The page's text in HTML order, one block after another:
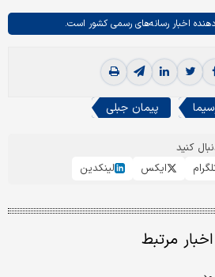
اخبار رسانه‌های رسمی کشور است.
پیمان جبلی
کنید
ایکس لینکدین
اخبار مرتبط